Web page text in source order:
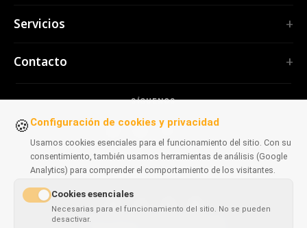
SÍGUENOS
DISPONIBLE EN NAVEGADORES
Herramientas de IA
Frontend
Herramientas de desarrollo
Todos los artículos →
TubePilot
Todas las extensiones →
CodeMap
ReleaseBoard
Todas las herramientas →
SITIOS WEB
CosmoLapse
GuitarAtlas
Todos los sitios web →
Servicios
Aplicaciones web
Consultoría IT
Portafolio heredado
Contacto
🍪 Configuración de cookies y privacidad
Usamos cookies esenciales para el funcionamiento del sitio. Con su
consentimiento, también usamos herramientas de análisis (Google
Analytics) para comprender el comportamiento de los visitantes.
Cookies esenciales
Necesarias para el funcionamiento del sitio. No se pueden
desactivar.